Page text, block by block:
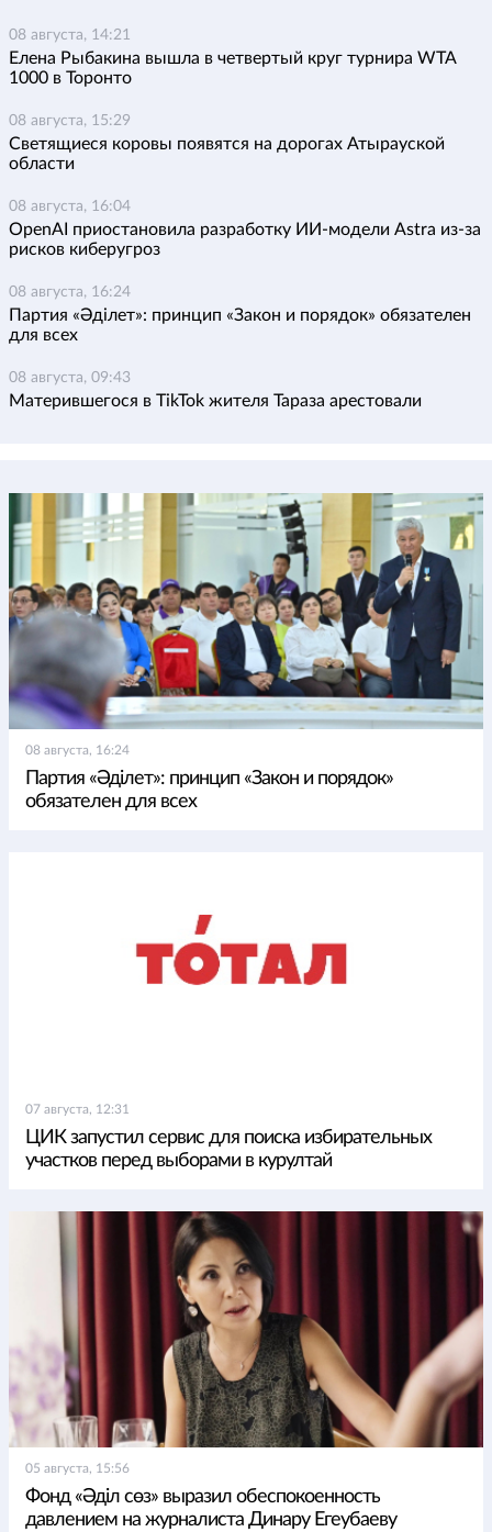
08 августа, 14:21
Елена Рыбакина вышла в четвертый круг турнира WTA
1000 в Торонто
08 августа, 15:29
Светящиеся коровы появятся на дорогах Атырауской
области
08 августа, 16:04
OpenAI приостановила разработку ИИ-модели Astra из-за
рисков киберугроз
08 августа, 16:24
Партия «Әділет»: принцип «Закон и порядок» обязателен
для всех
08 августа, 09:43
Матерившегося в TikTok жителя Тараза арестовали
08 августа, 16:24
Партия «Әділет»: принцип «Закон и порядок»
обязателен для всех
07 августа, 12:31
ЦИК запустил сервис для поиска избирательных
участков перед выборами в курултай
05 августа, 15:56
Фонд «Әділ сөз» выразил обеспокоенность
давлением на журналиста Динару Егеубаеву